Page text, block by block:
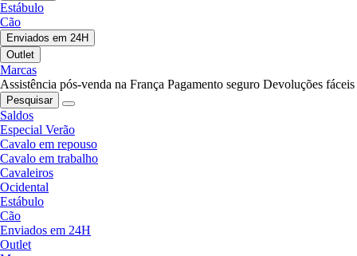
Estábulo
Cão
Enviados em 24H
Outlet
Marcas
Assistência pós-venda na França Pagamento seguro Devoluções fáceis
Pesquisar
Saldos
Especial Verão
Cavalo em repouso
Cavalo em trabalho
Cavaleiros
Ocidental
Estábulo
Cão
Enviados em 24H
Outlet